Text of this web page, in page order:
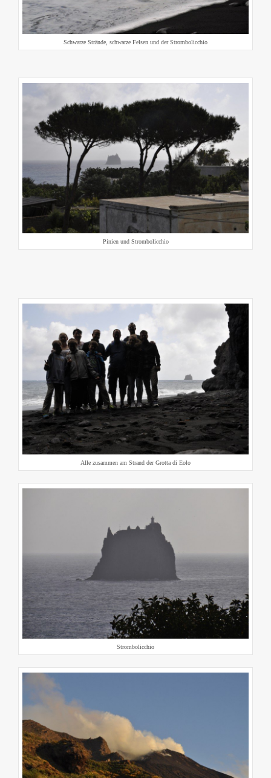
Schwarze Strände, schwarze Felsen und der Strombolicchio
Pinien und Strombolicchio
Alle zusammen am Strand der Grotta di Eolo
Strombolicchio